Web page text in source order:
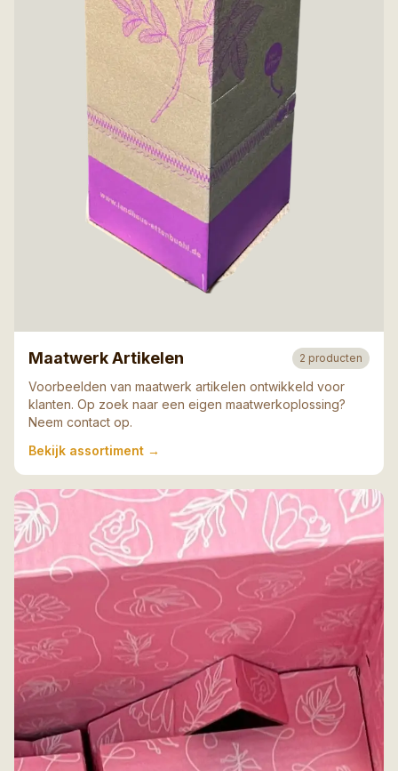
Maatwerk Artikelen 2 producten
Voorbeelden van maatwerk artikelen ontwikkeld voor
klanten. Op zoek naar een eigen maatwerkoplossing?
Neem contact op.
Bekijk assortiment →